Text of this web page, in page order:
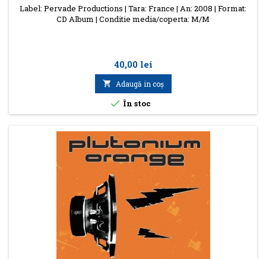
Label: Pervade Productions | Tara: France | An: 2008 | Format:
CD Album | Conditie media/coperta: M/M
Preţ
40,00 lei
 Adaugă in coş
 În stoc